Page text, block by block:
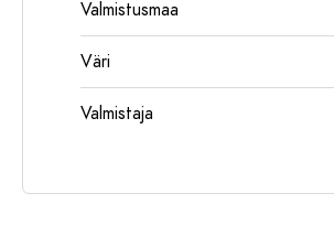
Valmistusmaa
Väri
Valmistaja